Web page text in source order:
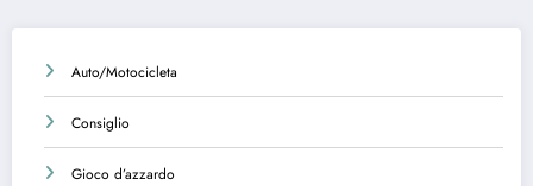
Auto/Motocicleta
Consiglio
Gioco d’azzardo